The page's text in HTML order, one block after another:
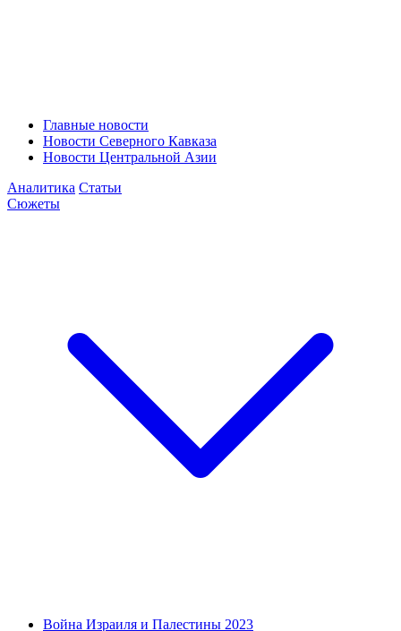
Главные новости
Новости Северного Кавказа
Новости Центральной Азии
Аналитика Статьи
Сюжеты
Война Израиля и Палестины 2023